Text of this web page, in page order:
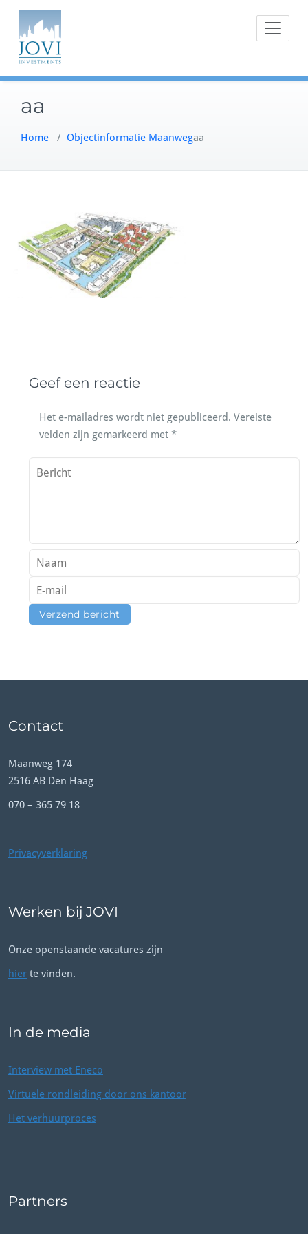
Doorgaan
inhoud
aa
Home / Objectinformatie Maanwegaa
Geef een reactie
Het e-mailadres wordt niet gepubliceerd. Vereiste
velden zijn gemarkeerd met *
Contact
Maanweg 174
2516 AB Den Haag
070 – 365 79 18
Privacyverklaring
Werken bij JOVI
Onze openstaande vacatures zijn
hier te vinden.
In de media
Interview met Eneco
Virtuele rondleiding door ons kantoor
Het verhuurproces
Partners